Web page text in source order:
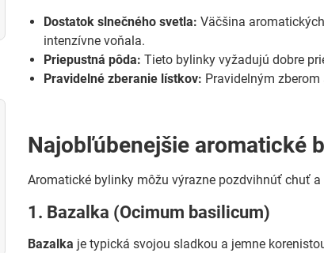
Dostatok slnečného svetla: Väčšina
intenzívne voňala.
Priepustná pôda: Tieto bylinky vyžadujú dobre
Pravidelné zberanie lístkov: Pravidelným
Najobľúbenejšie aromatické
Aromatické bylinky môžu výrazne pozdvihnúť chuť
1. Bazalka (Ocimum basilicum)
Bazalka je typická svojou sladkou a jemne